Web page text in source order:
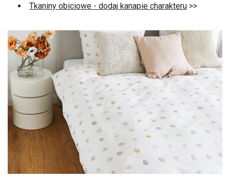
Tkaniny obiciowe - dodaj kanapie charakteru >>